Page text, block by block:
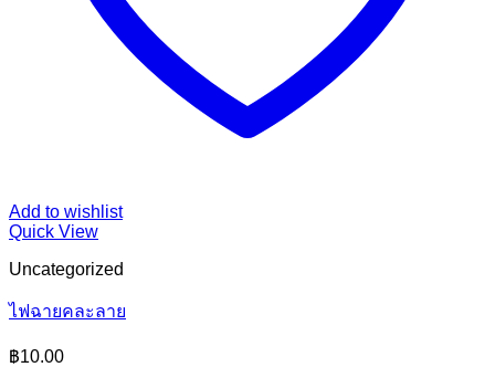
Add to wishlist
Quick View
Uncategorized
ไฟฉายคละลาย
฿10.00